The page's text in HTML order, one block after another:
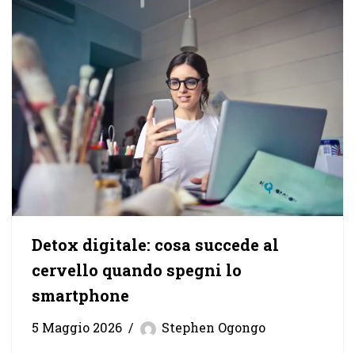
Detox digitale: cosa succede al
cervello quando spegni lo
smartphone
5 Maggio 2026 Stephen Ogongo